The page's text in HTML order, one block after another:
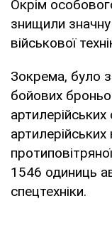
Окрім
знищили значну
військової
Зокрема, було
бойових
1546 одиниць
спецтехніки.